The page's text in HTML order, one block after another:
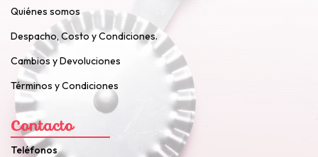
Quiénes somos
Despacho, Costo y Condiciones.
Cambios y Devoluciones
Términos y Condiciones
Contacto
Teléfonos